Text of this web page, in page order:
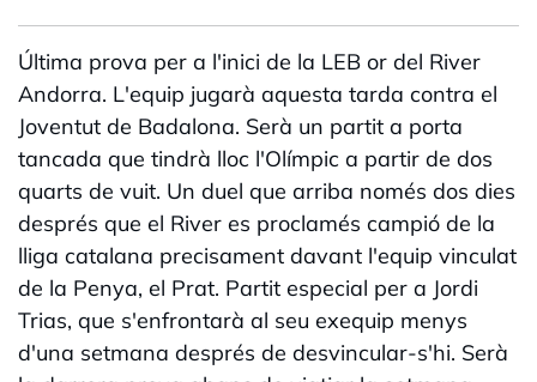
Última prova per a l'inici de la LEB or del River
Andorra. L'equip jugarà aquesta tarda contra el
Joventut de Badalona. Serà un partit a porta
tancada que tindrà lloc l'Olímpic a partir de dos
quarts de vuit. Un duel que arriba només dos dies
després que el River es proclamés campió de la
lliga catalana precisament davant l'equip vinculat
de la Penya, el Prat. Partit especial per a Jordi
Trias, que s'enfrontarà al seu exequip menys
d'una setmana després de desvincular-s'hi. Serà